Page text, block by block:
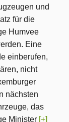
und
für die
Humvee
Eine
einberufen,
nicht
nächsten
das
Minister [+]